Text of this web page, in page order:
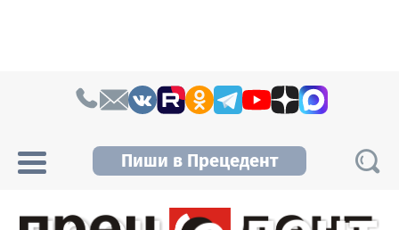
Пиши в Прецедент